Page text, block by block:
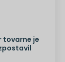
tovarne je